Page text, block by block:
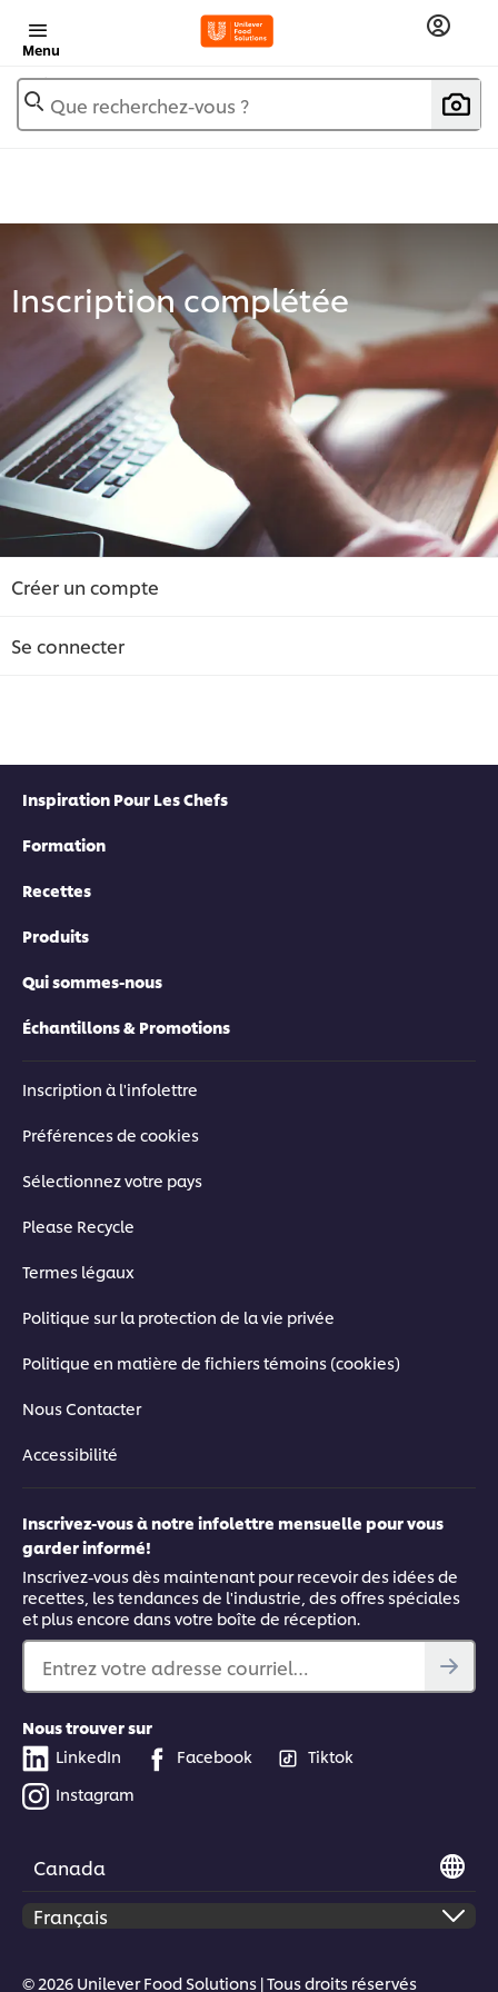
Menu
Que recherchez-vous ?
Inscription complétée
Créer un compte
Se connecter
Inspiration Pour Les Chefs
Formation
Recettes
Produits
Qui sommes-nous
Échantillons & Promotions
Inscription à l'infolettre
Préférences de cookies
Sélectionnez votre pays
Please Recycle
Termes légaux
Politique sur la protection de la vie privée
Politique en matière de fichiers témoins (cookies)
Nous Contacter
Accessibilité
Inscrivez-vous à notre infolettre mensuelle pour vous
garder informé!
Inscrivez-vous dès maintenant pour recevoir des idées de
recettes, les tendances de l'industrie, des offres spéciales
et plus encore dans votre boîte de réception.
Entrez votre adresse courriel…
Nous trouver sur
LinkedIn
Facebook
Tiktok
Instagram
Canada
© 2026 Unilever Food Solutions | Tous droits réservés